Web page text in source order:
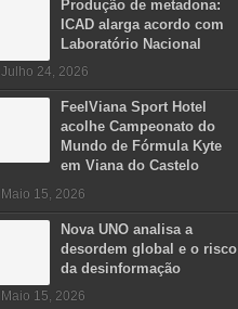
Produção de metadona:
ICAD alarga acordo com
Laboratório Nacional
Julho 24, 2026
FeelViana Sport Hotel
acolhe Campeonato do
Mundo de Fórmula Kyte
em Viana do Castelo
Maio 15, 2026
Nova UNO analisa a
desordem global e o risco
da desinformação
Maio 15, 2026